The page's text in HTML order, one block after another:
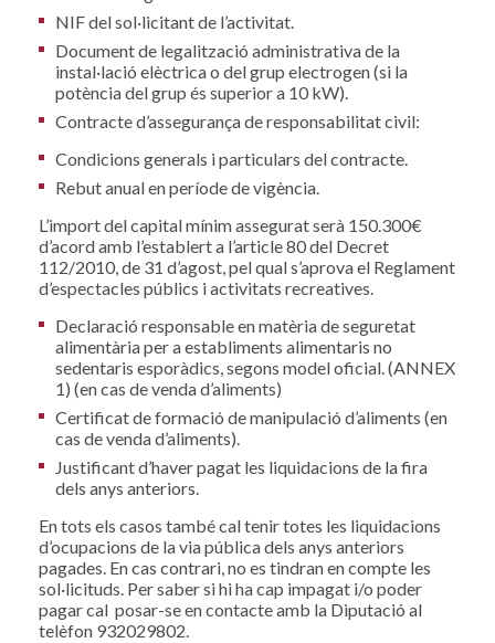
NIF del sol·licitant de l’activitat.
Document de legalització administrativa de la
instal·lació elèctrica o del grup electrogen (si la
potència del grup és superior a 10 kW).
Contracte d’assegurança de responsabilitat civil:
Condicions generals i particulars del contracte.
Rebut anual en període de vigència.
L’import del capital mínim assegurat serà 150.300€
d’acord amb l’establert a l’article 80 del Decret
112/2010, de 31 d’agost, pel qual s’aprova el Reglament
d’espectacles públics i activitats recreatives.
Declaració responsable en matèria de seguretat
alimentària per a establiments alimentaris no
sedentaris esporàdics, segons model oficial. (ANNEX
1) (en cas de venda d’aliments)
Certificat de formació de manipulació d’aliments (en
cas de venda d’aliments).
Justificant d’haver pagat les liquidacions de la fira
dels anys anteriors.
En tots els casos també cal tenir totes les liquidacions
d’ocupacions de la via pública dels anys anteriors
pagades. En cas contrari, no es tindran en compte les
sol·licituds. Per saber si hi ha cap impagat i/o poder
pagar cal posar-se en contacte amb la Diputació al
telèfon 932029802.